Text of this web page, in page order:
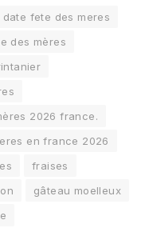
date fete des meres
des mères
2026 france.
en france 2026
fraises
gâteau moelleux